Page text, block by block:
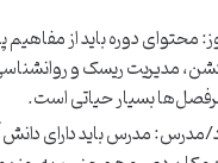
دوره باید از مفاهیم
مدیریت ریسک و
بسیار حیاتی است.
مدرس باید دارای دانش